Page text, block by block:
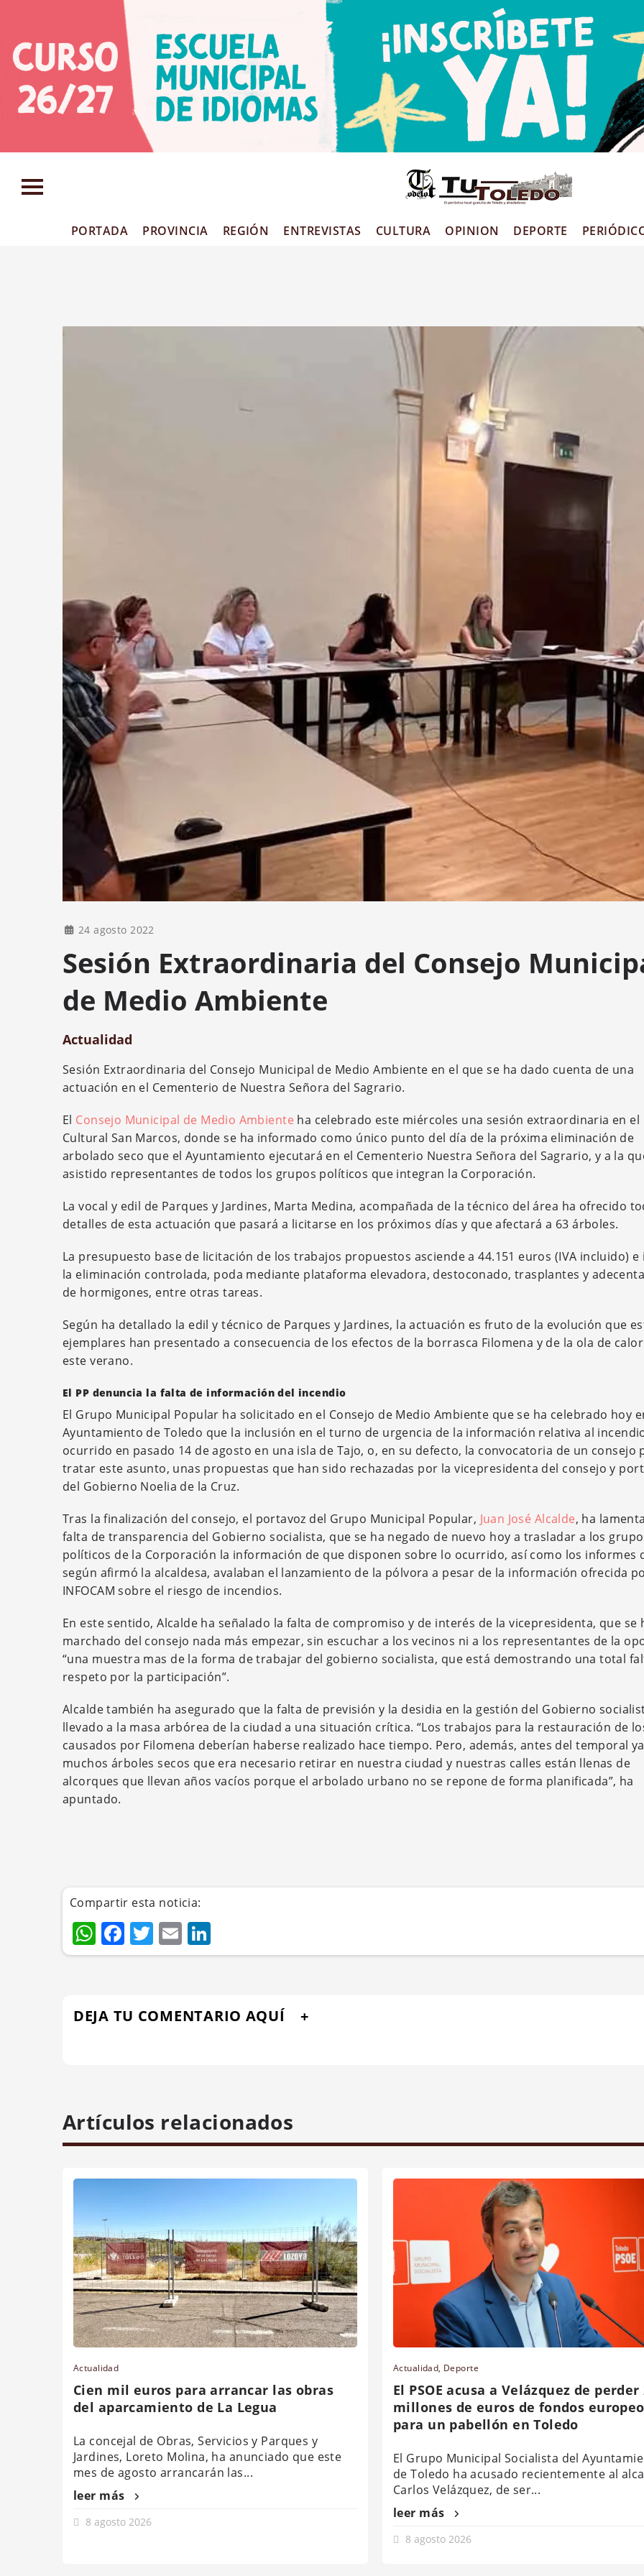
PORTADA PROVINCIA REGIÓN ENTREVISTAS CULTURA OPINION DEPORTE
24 agosto 2022
Sesión Extraordinaria del Consejo
de Medio Ambiente
Actualidad
Sesión Extraordinaria del Consejo Municipal de Medio Ambiente en el que se ha dado cuenta de una
actuación en el Cementerio de Nuestra Señora del Sagrario.
El Consejo Municipal de Medio Ambiente ha celebrado este miércoles una sesión extraordinaria en el
Cultural San Marcos, donde se ha informado como único punto del día de la próxima eliminación de
arbolado seco que el Ayuntamiento ejecutará en el Cementerio Nuestra Señora del Sagrario, y a la
asistido representantes de todos los grupos políticos que integran la Corporación.
La vocal y edil de Parques y Jardines, Marta Medina, acompañada de la técnico del área ha ofrecido
detalles de esta actuación que pasará a licitarse en los próximos días y que afectará a 63 árboles.
La presupuesto base de licitación de los trabajos propuestos asciende a 44.151 euros (IVA incluido)
la eliminación controlada, poda mediante plataforma elevadora, destoconado, trasplantes y
de hormigones, entre otras tareas.
Según ha detallado la edil y técnico de Parques y Jardines, la actuación es fruto de la evolución que
ejemplares han presentado a consecuencia de los efectos de la borrasca Filomena y de la ola de
este verano.
El PP denuncia la falta de información del incendio
El Grupo Municipal Popular ha solicitado en el Consejo de Medio Ambiente que se ha celebrado hoy
Ayuntamiento de Toledo que la inclusión en el turno de urgencia de la información relativa al
ocurrido en pasado 14 de agosto en una isla de Tajo, o, en su defecto, la convocatoria de un consejo
tratar este asunto, unas propuestas que han sido rechazadas por la vicepresidenta del consejo y
del Gobierno Noelia de la Cruz.
Tras la finalización del consejo, el portavoz del Grupo Municipal Popular, Juan José Alcalde, ha
falta de transparencia del Gobierno socialista, que se ha negado de nuevo hoy a trasladar a los
políticos de la Corporación la información de que disponen sobre lo ocurrido, así como los informes
según afirmó la alcaldesa, avalaban el lanzamiento de la pólvora a pesar de la información ofrecida
INFOCAM sobre el riesgo de incendios.
En este sentido, Alcalde ha señalado la falta de compromiso y de interés de la vicepresidenta, que se
marchado del consejo nada más empezar, sin escuchar a los vecinos ni a los representantes de la
“una muestra mas de la forma de trabajar del gobierno socialista, que está demostrando una total
respeto por la participación”.
Alcalde también ha asegurado que la falta de previsión y la desidia en la gestión del Gobierno
llevado a la masa arbórea de la ciudad a una situación crítica. “Los trabajos para la restauración de
causados por Filomena deberían haberse realizado hace tiempo. Pero, además, antes del temporal
muchos árboles secos que era necesario retirar en nuestra ciudad y nuestras calles están llenas de
alcorques que llevan años vacíos porque el arbolado urbano no se repone de forma planificada”, ha
apuntado.
Compartir esta noticia:
WhatsApp
Facebook
Twitter
Email
DEJA TU COMENTARIO AQUÍ
Artículos relacionados
Actualidad
Cien mil euros para arrancar las obras
del aparcamiento de La Legua
La concejal de Obras, Servicios y Parques y
Jardines, Loreto Molina, ha anunciado que este
mes de agosto arrancarán las...
leer más
8 agosto 2026
Actualidad, Deporte
El PSOE acusa a Velázquez de perder
millones de euros de fondos
para un pabellón en Toledo
El Grupo Municipal Socialista del
de Toledo ha acusado recientemente al
Carlos Velázquez, de ser...
leer más
8 agosto 2026